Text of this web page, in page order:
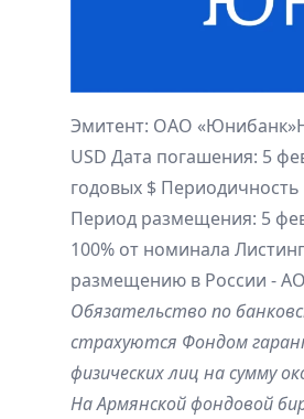
Эмитент: ОАО «Юнибанк»
USD Дата погашения: 5
годовых $
Период размещения: 5
100% от номинала
размещению в России -
Обязательство по
страхуются Фондом
физических лиц на сумму
На Армянской фондовой